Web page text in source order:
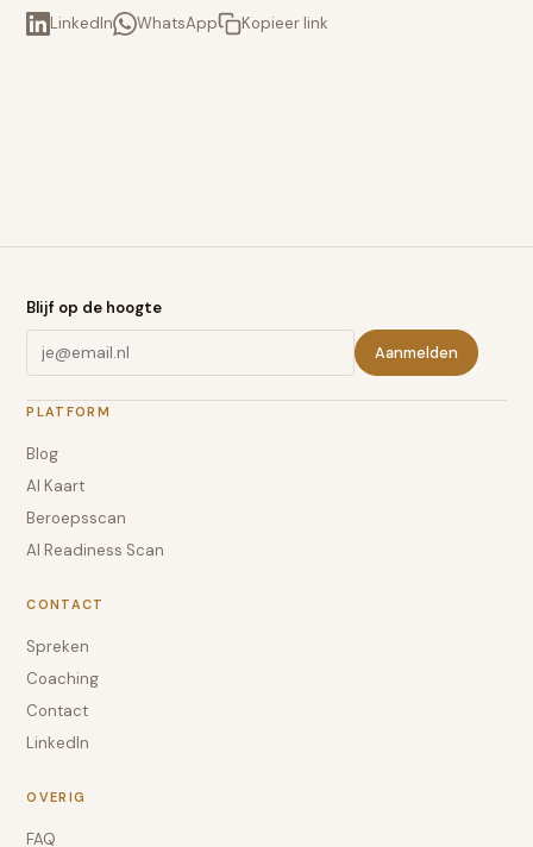
LinkedIn WhatsApp Kopieer link
Blijf op de hoogte
Aanmelden
PLATFORM
Blog
AI Kaart
Beroepsscan
AI Readiness Scan
CONTACT
Spreken
Coaching
Contact
LinkedIn
OVERIG
FAQ